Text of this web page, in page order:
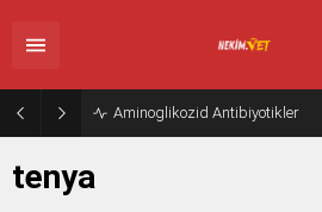
Aminoglikozid Antibiyotikler
tenya